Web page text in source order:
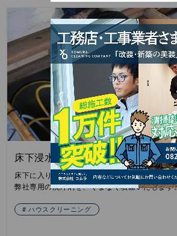
床下浸水の後始末
床下に入り、可能な限りの土砂を取り出します
弊社専用の洗浄剤を、くまなく噴霧いたします
ハウスクリーニング